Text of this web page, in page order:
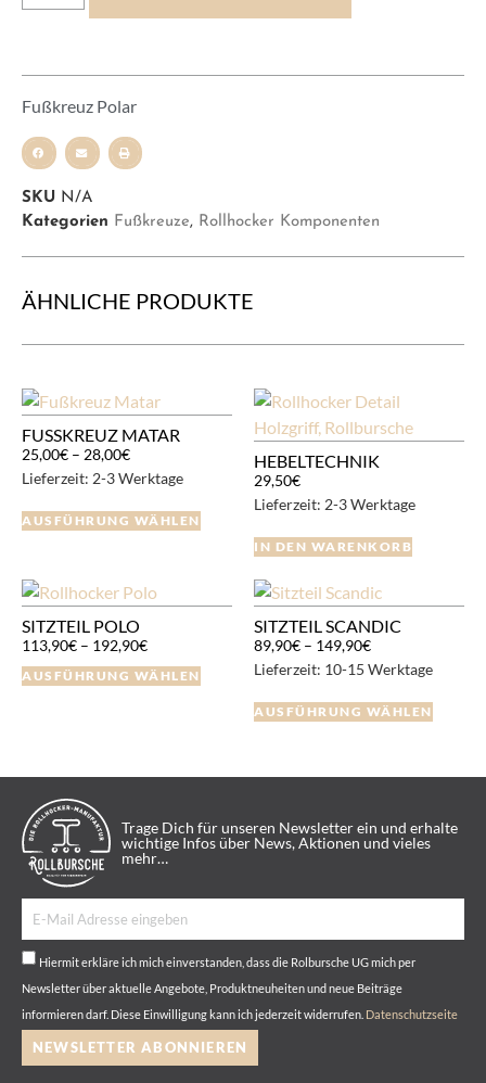
Fußkreuz Polar
SKU N/A
Kategorien Fußkreuze, Rollhocker Komponenten
ÄHNLICHE PRODUKTE
FUSSKREUZ MATAR
25,00€ – 28,00€
Lieferzeit: 2-3 Werktage
AUSFÜHRUNG WÄHLEN
HEBELTECHNIK
29,50€
Lieferzeit: 2-3 Werktage
IN DEN WARENKORB
SITZTEIL POLO
113,90€ – 192,90€
AUSFÜHRUNG WÄHLEN
SITZTEIL SCANDIC
89,90€ – 149,90€
Lieferzeit: 10-15 Werktage
AUSFÜHRUNG WÄHLEN
Trage Dich für unseren Newsletter ein und erhalte
wichtige Infos über News, Aktionen und vieles
mehr…
Hiermit erkläre ich mich einverstanden, dass die Rolbursche UG mich per
Newsletter über aktuelle Angebote, Produktneuheiten und neue Beiträge
informieren darf. Diese Einwilligung kann ich jederzeit widerrufen. Datenschutzseite
NEWSLETTER ABONNIEREN